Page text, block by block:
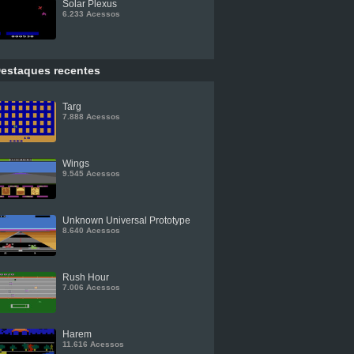
Solar Plexus
6.233 Acessos
recentes
Targ
7.888 Acessos
Wings
9.545 Acessos
Unknown Universal Prototype
8.640 Acessos
Rush Hour
7.006 Acessos
Harem
11.616 Acessos